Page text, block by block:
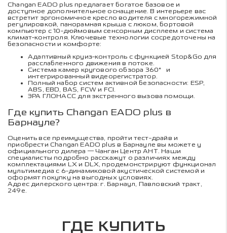
Changan EADO plus предлагает богатое базовое и
доступное дополнительное оснащение. В интерьере вас
встретит эргономичное кресло водителя с многорежимной
регулировкой, панорамная крыша с люком, бортовой
компьютер с 10-дюймовым сенсорным дисплеем и система
климат-контроля. Ключевые технологии сосредоточены на
безопасности и комфорте:
Адаптивный круиз-контроль с функцией Stop&Go для
расслабленного движения в потоке.
Система камер кругового обзора 360° и
интегрированный видеорегистратор.
Полный набор систем активной безопасности: ESP,
ABS, EBD, BAS, FCW и FCI.
ЭРА ГЛОНАСС для экстренного вызова помощи.
Где купить Changan EADO plus в
Барнауле?
Оценить все преимущества, пройти тест-драйв и
приобрести Changan EADO plus в Барнауле вы можете у
официального дилера — Чанган Центр АНТ. Наши
специалисты подробно расскажут о различиях между
комплектациями LX и DLX, продемонстрируют функционал
мультимедиа с 6-динамиковой акустической системой и
оформят покупку на выгодных условиях.
Адрес дилерского центра: г. Барнаул, Павловский тракт,
249е.
ГДЕ КУПИТЬ